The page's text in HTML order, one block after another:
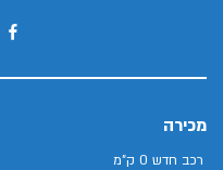
מכירה
רכב חדש 0 ק"מ